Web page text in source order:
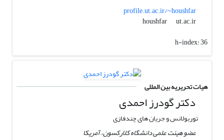
profile.ut.ac.ir/~houshfar
houshfar
ut.ac.ir
h-index:36
هیات تحریریه بین المللی
دکتر گودرز احمدی
توربولانس و جریان های چندفازی
عضو هیئت علمی دانشگاه کلارکسون، آمریکا